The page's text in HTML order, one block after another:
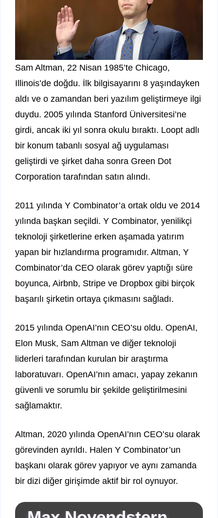
Sam Altman, 22 Nisan 1985’te Chicago,
Illinois’de doğdu. İlk bilgisayarını 8 yaşındayken
aldı ve o zamandan beri yazılım geliştirmeye ilgi
duydu. 2005 yılında Stanford Üniversitesi’ne
girdi, ancak iki yıl sonra okulu bıraktı. Loopt adlı
bir konum tabanlı sosyal ağ uygulaması
geliştirdi ve şirket daha sonra Green Dot
Corporation tarafından satın alındı.
2011 yılında Y Combinator’a ortak oldu ve 2014
yılında başkan seçildi. Y Combinator, yenilikçi
teknoloji şirketlerine erken aşamada yatırım
yapan bir hızlandırma programıdır. Altman, Y
Combinator’da CEO olarak görev yaptığı süre
boyunca, Airbnb, Stripe ve Dropbox gibi birçok
başarılı şirketin ortaya çıkmasını sağladı.
2015 yılında OpenAI’nın CEO’su oldu. OpenAI,
Elon Musk, Sam Altman ve diğer teknoloji
liderleri tarafından kurulan bir araştırma
laboratuvarı. OpenAI’nın amacı, yapay zekanın
güvenli ve sorumlu bir şekilde geliştirilmesini
sağlamaktır.
Altman, 2020 yılında OpenAI’nın CEO’su olarak
görevinden ayrıldı. Halen Y Combinator’un
başkanı olarak görev yapıyor ve aynı zamanda
bir dizi diğer girişimde aktif bir rol oynuyor.